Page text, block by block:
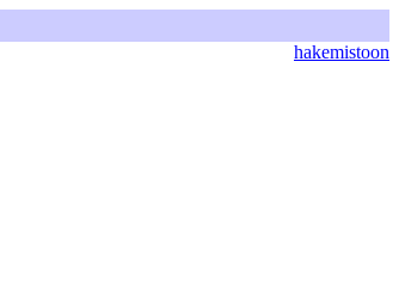
hakemistoon